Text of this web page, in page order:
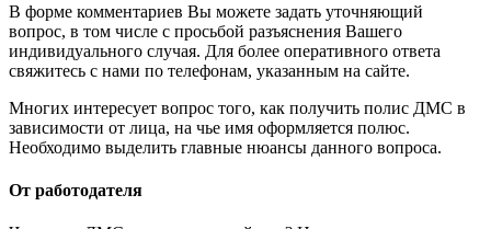
В форме комментариев Вы можете задать уточняющий
вопрос, в том числе с просьбой разъяснения Вашего
индивидуального случая. Для более оперативного ответа
свяжитесь с нами по телефонам, указанным на сайте.
Многих интересует вопрос того, как получить полис ДМС в
зависимости от лица, на чье имя оформляется полюс.
Необходимо выделить главные нюансы данного вопроса.
От работодателя